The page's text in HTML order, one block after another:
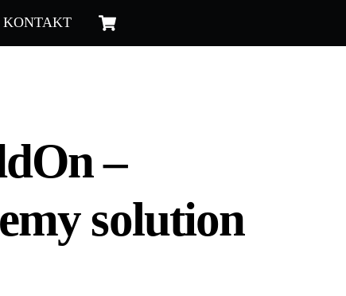
KONTAKT
–
solution